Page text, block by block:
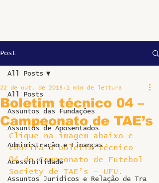
Post
All Posts
Assuntos das Fundações
Assuntos de Aposentados
Administração e Finanças
Acessibilidade
Assuntos Jurídicos e Relação de Tra
All Posts
Boletim técnico 04 –
Campeonato de TAE’s
22 de out. de 2018 1 min de leitura
Clique na imagem abaixo e
confira o boletim técnico
04 do Campeonato de Futebol
Society de TAE’s – UFU.